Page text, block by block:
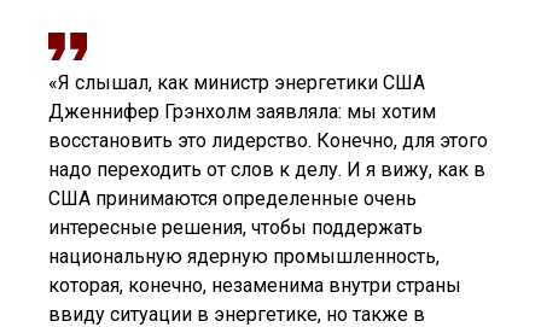
«Я слышал, как министр энергетики США
Дженнифер Грэнхолм заявляла: мы хотим
восстановить это лидерство. Конечно, для этого
надо переходить от слов к делу. И я вижу, как в
США принимаются определенные очень
интересные решения, чтобы поддержать
национальную ядерную промышленность,
которая, конечно, незаменима внутри страны
ввиду ситуации в энергетике, но также в